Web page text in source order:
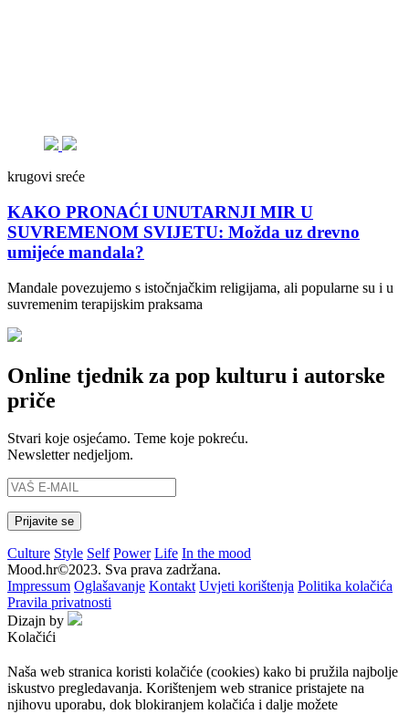
krugovi sreće
KAKO PRONAĆI UNUTARNJI MIR U
SUVREMENOM SVIJETU: Možda uz drevno
umijeće mandala?
Mandale povezujemo s istočnjačkim religijama, ali popularne su i u
suvremenim terapijskim praksama
Online tjednik za pop kulturu i autorske
priče
Stvari koje osjećamo. Teme koje pokreću.
Newsletter nedjeljom.
Culture Style Self Power Life In the mood
Mood.hr©2023. Sva prava zadržana.
Impressum Oglašavanje Kontakt Uvjeti korištenja Politika kolačića
Pravila privatnosti
Dizajn by
Kolačići
Naša web stranica koristi kolačiće (cookies) kako bi pružila najbolje
iskustvo pregledavanja. Korištenjem web stranice pristajete na
njihovu uporabu, dok blokiranjem kolačića i dalje možete